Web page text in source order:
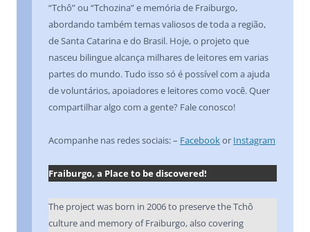
“Tchô” ou “Tchozina” e memória de Fraiburgo,
abordando também temas valiosos de toda a região,
de Santa Catarina e do Brasil. Hoje, o projeto que
nasceu bilingue alcança milhares de leitores em varias
partes do mundo. Tudo isso só é possível com a ajuda
de voluntários, apoiadores e leitores como você. Quer
compartilhar algo com a gente? Fale conosco!
Acompanhe nas redes sociais: – Facebookor Instagram
Fraiburgo, a Place to be discovered!
The project was born in 2006 to preserve the Tchô
culture and memory of Fraiburgo, also covering